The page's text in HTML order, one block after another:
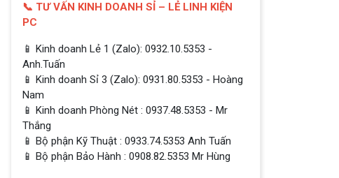
📞 TƯ VẤN KINH DOANH SỈ – LẺ LINH KIỆN
PC
📱 Kinh doanh Lẻ 1 (Zalo): 0932.10.5353 -
Anh.Tuấn
📱 Kinh doanh Sỉ 3 (Zalo): 0931.80.5353 - Hoàng
Nam
📱 Kinh doanh Phòng Nét : 0937.48.5353 - Mr
Thắng
📱 Bộ phận Kỹ Thuật : 0933.74.5353 Anh Tuấn
📱 Bộ phận Bảo Hành : 0908.82.5353 Mr Hùng